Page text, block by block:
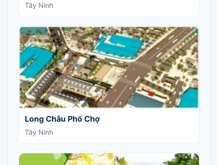
Tây Ninh
Long Châu Phố Chợ
Tây Ninh